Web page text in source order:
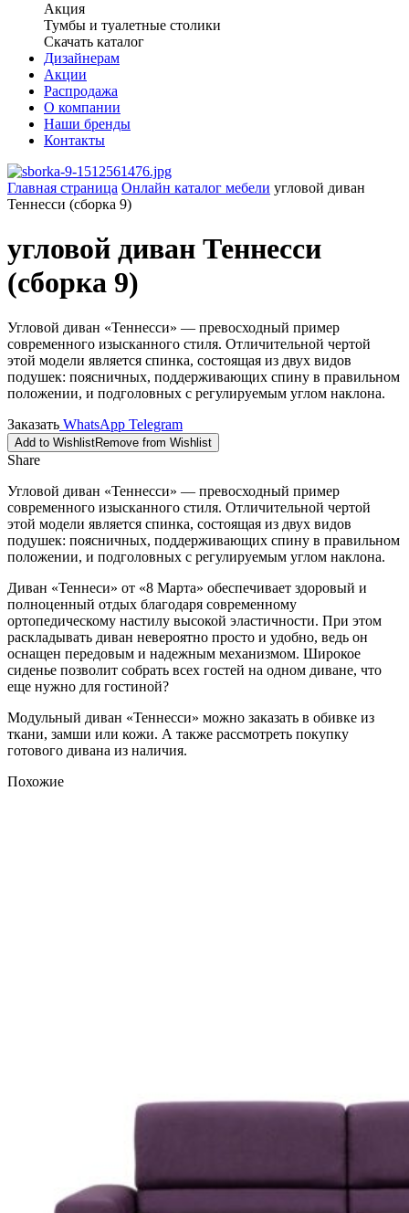
Акция
Тумбы и туалетные столики
Скачать каталог
Дизайнерам
Акции
Распродажа
О компании
Наши бренды
Контакты
Главная страница Онлайн каталог мебели угловой диван
Теннесси (сборка 9)
угловой диван Теннесси
(сборка 9)
Угловой диван «Теннесси» — превосходный пример
современного изысканного стиля. Отличительной чертой
этой модели является спинка, состоящая из двух видов
подушек: поясничных, поддерживающих спину в правильном
положении, и подголовных с регулируемым углом наклона.
Заказать WhatsApp Telegram
Add to WishlistRemove from Wishlist
Share
Угловой диван «Теннесси» — превосходный пример
современного изысканного стиля. Отличительной чертой
этой модели является спинка, состоящая из двух видов
подушек: поясничных, поддерживающих спину в правильном
положении, и подголовных с регулируемым углом наклона.
Диван «Теннеси» от «8 Марта» обеспечивает здоровый и
полноценный отдых благодаря современному
ортопедическому настилу высокой эластичности. При этом
раскладывать диван невероятно просто и удобно, ведь он
оснащен передовым и надежным механизмом. Широкое
сиденье позволит собрать всех гостей на одном диване, что
еще нужно для гостиной?
Модульный диван «Теннесси» можно заказать в обивке из
ткани, замши или кожи. А также рассмотреть покупку
готового дивана из наличия.
Похожие